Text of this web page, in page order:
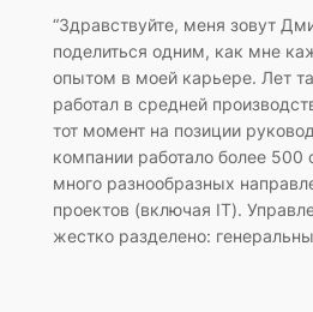
“Здравствуйте, меня зовут
поделиться одним, как мне
опытом в моей карьере. Лет
работал в средней
тот момент на позиции
компании работало более 500
много разнообразных
проектов (включая IT).
жестко разделено: